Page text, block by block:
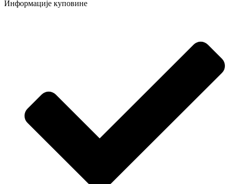
Информације куповине